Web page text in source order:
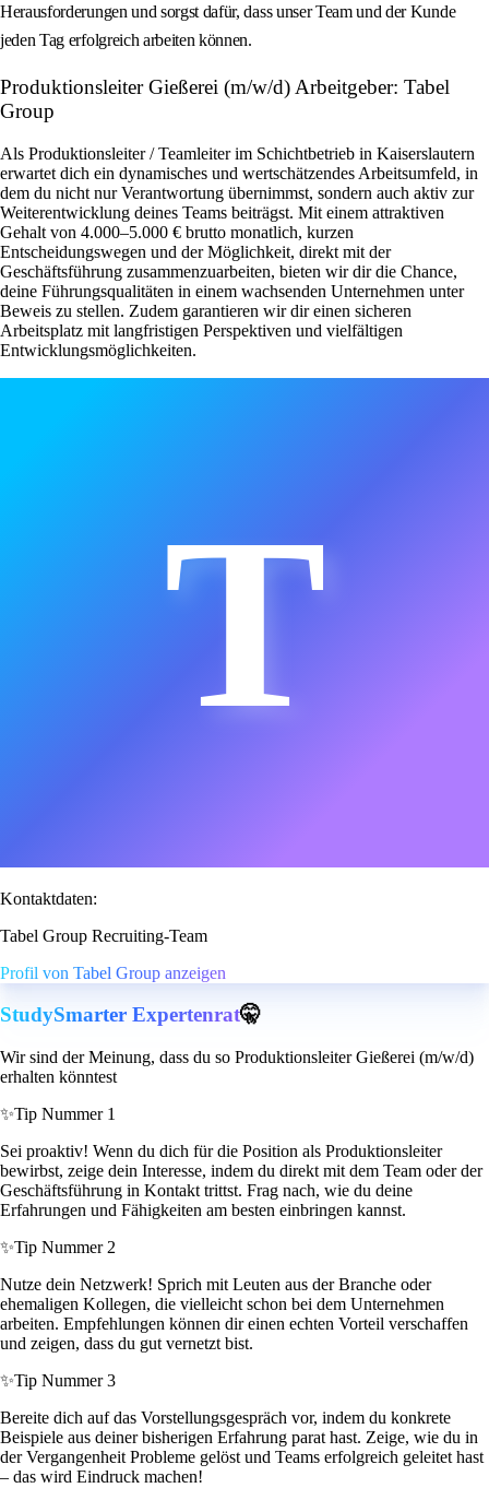
Herausforderungen und sorgst dafür, dass unser Team und der Kunde
jeden Tag erfolgreich arbeiten können.
Produktionsleiter Gießerei (m/w/d) Arbeitgeber: Tabel
Group
Als Produktionsleiter / Teamleiter im Schichtbetrieb in Kaiserslautern
erwartet dich ein dynamisches und wertschätzendes Arbeitsumfeld, in
dem du nicht nur Verantwortung übernimmst, sondern auch aktiv zur
Weiterentwicklung deines Teams beiträgst. Mit einem attraktiven
Gehalt von 4.000–5.000 € brutto monatlich, kurzen
Entscheidungswegen und der Möglichkeit, direkt mit der
Geschäftsführung zusammenzuarbeiten, bieten wir dir die Chance,
deine Führungsqualitäten in einem wachsenden Unternehmen unter
Beweis zu stellen. Zudem garantieren wir dir einen sicheren
Arbeitsplatz mit langfristigen Perspektiven und vielfältigen
Entwicklungsmöglichkeiten.
T
Kontaktdaten:
Tabel Group Recruiting-Team
Profil von Tabel Group anzeigen
StudySmarter Expertenrat🤫
Wir sind der Meinung, dass du so Produktionsleiter Gießerei (m/w/d)
erhalten könntest
✨Tip Nummer 1
Sei proaktiv! Wenn du dich für die Position als Produktionsleiter
bewirbst, zeige dein Interesse, indem du direkt mit dem Team oder der
Geschäftsführung in Kontakt trittst. Frag nach, wie du deine
Erfahrungen und Fähigkeiten am besten einbringen kannst.
✨Tip Nummer 2
Nutze dein Netzwerk! Sprich mit Leuten aus der Branche oder
ehemaligen Kollegen, die vielleicht schon bei dem Unternehmen
arbeiten. Empfehlungen können dir einen echten Vorteil verschaffen
und zeigen, dass du gut vernetzt bist.
✨Tip Nummer 3
Bereite dich auf das Vorstellungsgespräch vor, indem du konkrete
Beispiele aus deiner bisherigen Erfahrung parat hast. Zeige, wie du in
der Vergangenheit Probleme gelöst und Teams erfolgreich geleitet hast
– das wird Eindruck machen!